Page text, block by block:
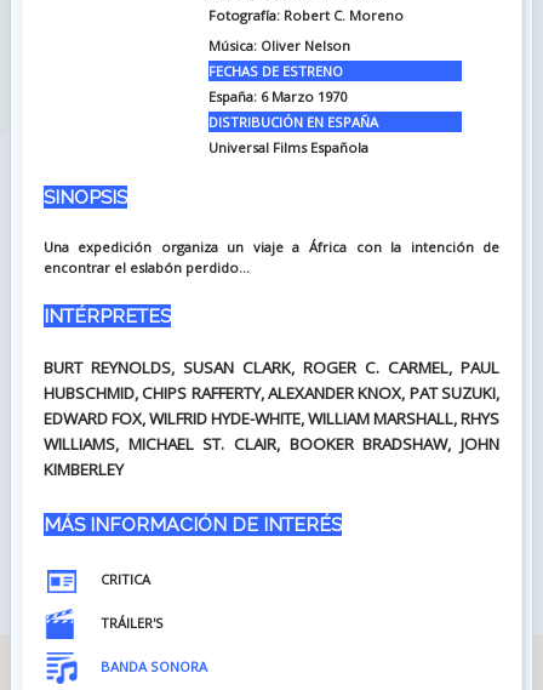
Fotografía: Robert C. Moreno
Música: Oliver Nelson
FECHAS DE ESTRENO
España: 6 Marzo 1970
DISTRIBUCIÓN EN ESPAÑA
Universal Films Española
SINOPSIS
Una expedición organiza un viaje a África con la intención de
encontrar el eslabón perdido...
INTÉRPRETES
BURT REYNOLDS, SUSAN CLARK, ROGER C. CARMEL, PAUL
HUBSCHMID, CHIPS RAFFERTY, ALEXANDER KNOX, PAT SUZUKI,
EDWARD FOX, WILFRID HYDE-WHITE, WILLIAM MARSHALL, RHYS
WILLIAMS, MICHAEL ST. CLAIR, BOOKER BRADSHAW, JOHN
KIMBERLEY
MÁS INFORMACIÓN DE INTERÉS
CRITICA
TRÁILER'S
BANDA SONORA